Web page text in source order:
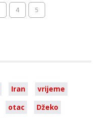
4
5
Iran
vrijeme
otac
Džeko